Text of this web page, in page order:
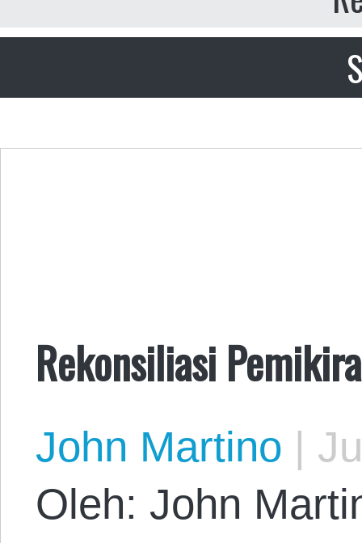
Rekonsiliasi
John Martino |
Oleh: John